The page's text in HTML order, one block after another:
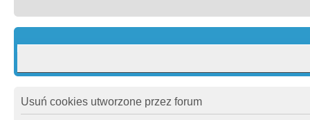
Usuń cookies utworzone przez forum